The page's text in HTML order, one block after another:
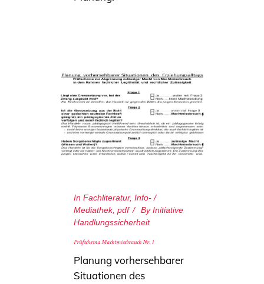
In Fachliteratur, Info- /
Mediathek, pdf By Initiative
Handlungssicherheit
Prüfschema Machtmissbrauch Nr. 1
Planung vorhersehbarer
Situationen des